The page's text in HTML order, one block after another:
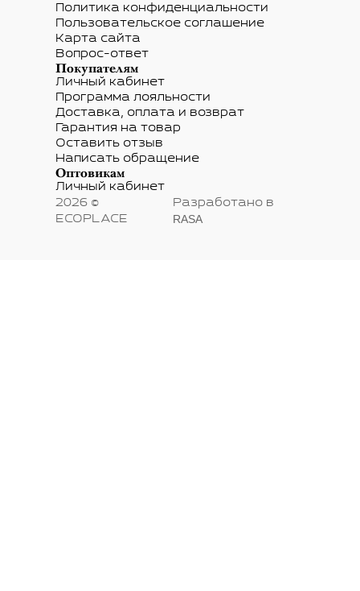
Политика конфиденциальности
Пользовательское соглашение
Карта сайта
Вопрос-ответ
Покупателям
Личный кабинет
Программа лояльности
Доставка, оплата и возврат
Гарантия на товар
Оставить отзыв
Написать обращение
Оптовикам
Личный кабинет
2026 ©
ECOPLACE
Разработано в
RASA